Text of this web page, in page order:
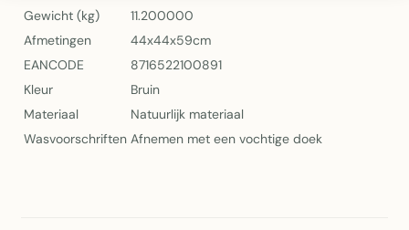
Gewicht (kg)
11.200000
Afmetingen
44x44x59cm
EANCODE
8716522100891
Kleur
Bruin
Materiaal
Natuurlijk materiaal
Wasvoorschriften Afnemen met een vochtige doek